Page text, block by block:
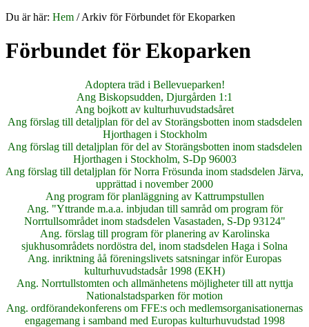
Du är här: Hem /Arkiv för Förbundet för Ekoparken
Förbundet för Ekoparken
Adoptera träd i Bellevueparken!
Ang Biskopsudden, Djurgården 1:1
Ang bojkott av kulturhuvudstadsåret
Ang förslag till detaljplan för del av Storängsbotten inom stadsdelen
Hjorthagen i Stockholm
Ang förslag till detaljplan för del av Storängsbotten inom stadsdelen
Hjorthagen i Stockholm, S-Dp 96003
Ang förslag till detaljplan för Norra Frösunda inom stadsdelen Järva,
upprättad i november 2000
Ang program för planläggning av Kattrumpstullen
Ang. "Yttrande m.a.a. inbjudan till samråd om program för
Norrtullsområdet inom stadsdelen Vasastaden, S-Dp 93124"
Ang. förslag till program för planering av Karolinska
sjukhusområdets nordöstra del, inom stadsdelen Haga i Solna
Ang. inriktning åå föreningslivets satsningar inför Europas
kulturhuvudstadsår 1998 (EKH)
Ang. Norrtullstomten och allmänhetens möjligheter till att nyttja
Nationalstadsparken för motion
Ang. ordförandekonferens om FFE:s och medlemsorganisationernas
engagemang i samband med Europas kulturhuvudstad 1998